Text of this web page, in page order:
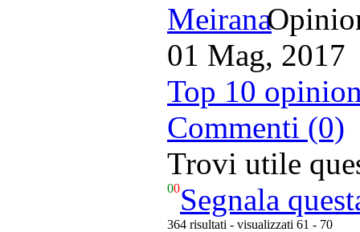
01 Mag, 2017
Top 10
Commenti (0)
Trovi utile
00Segnala
364 risultati - visualizzati 61 - 70